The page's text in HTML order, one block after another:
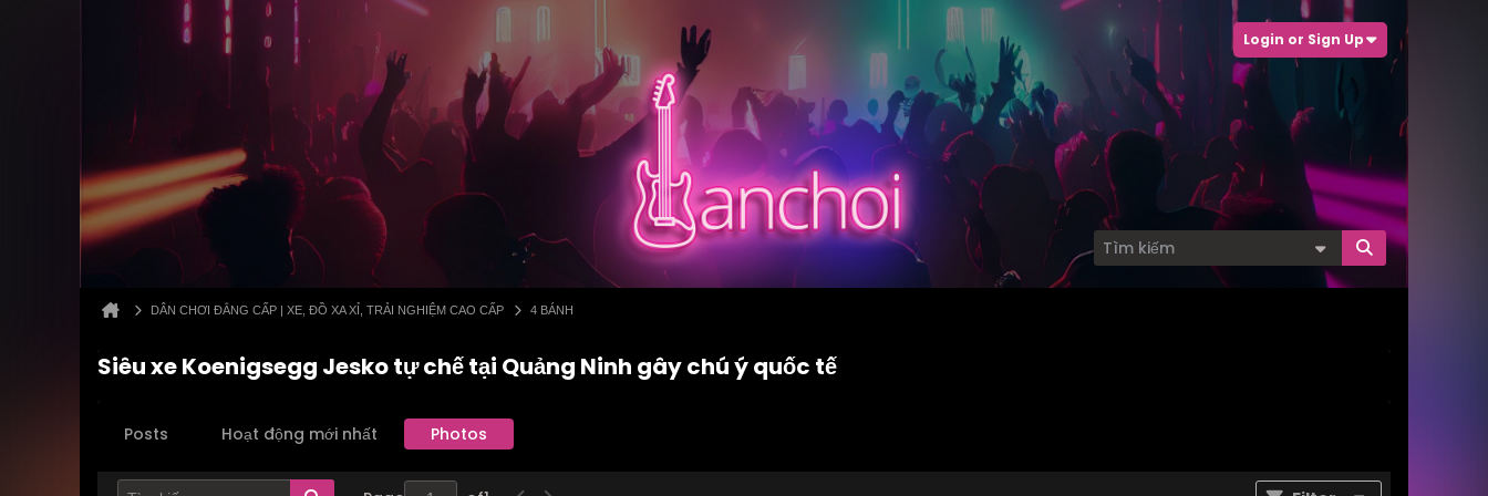
Login or Sign Up
DÂN CHƠI ĐẲNG CẤP | XE, ĐỒ XA XỈ, TRẢI NGHIỆM CAO CẤP 4 BÁNH
Siêu xe Koenigsegg Jesko tự chế tại Quảng Ninh gây chú ý quốc tế
Posts Hoạt động mới nhất Photos